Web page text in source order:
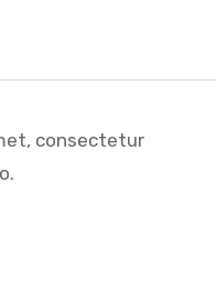
consectetur